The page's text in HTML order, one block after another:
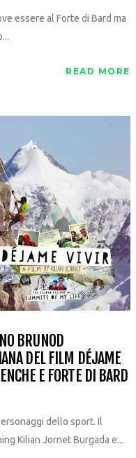
essere al Forte di Bard ma
READ MORE
BRUNOD
DEL FILM DÉJAME
E FORTE DI BARD
dello sport. Il
Kilian Jornet Burgada e...